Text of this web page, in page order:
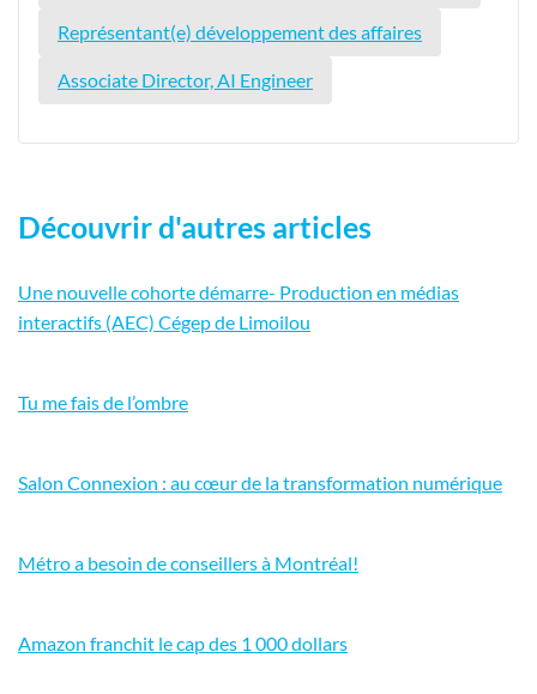
Représentant(e) développement des affaires
Associate Director, AI Engineer
Découvrir d'autres articles
Une nouvelle cohorte démarre- Production en médias
interactifs (AEC) Cégep de Limoilou
Tu me fais de l’ombre
Salon Connexion : au cœur de la transformation numérique
Métro a besoin de conseillers à Montréal!
Amazon franchit le cap des 1 000 dollars